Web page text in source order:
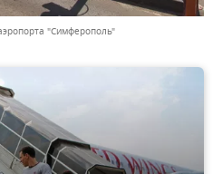
"Симферополь"